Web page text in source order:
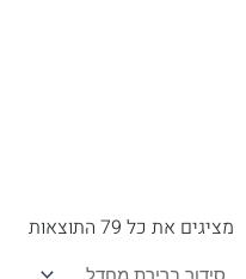
מציגים את כל ⁦79⁩ התוצאות